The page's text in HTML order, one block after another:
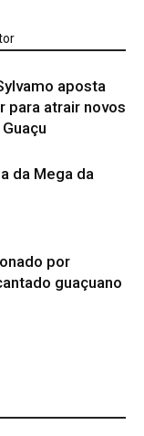
aposta
para atrair novos
da Mega da
por
guaçuano